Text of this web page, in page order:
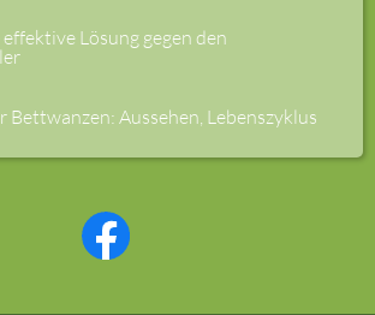
Lösung gegen den
Aussehen, Lebenszyklus